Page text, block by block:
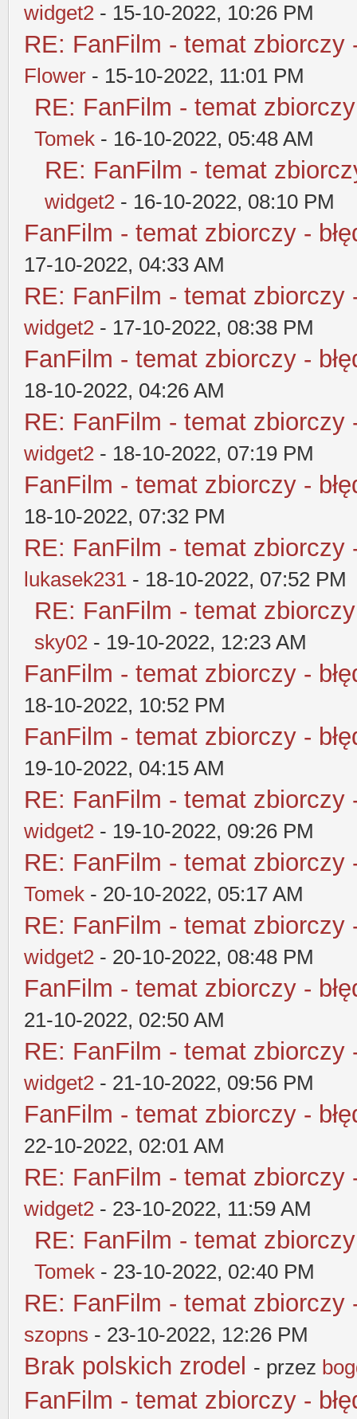
widget2 - 15-10-2022, 10:26 PM
RE: FanFilm - temat zbiorczy
Flower - 15-10-2022, 11:01 PM
RE: FanFilm - temat
Tomek - 16-10-2022, 05:48 AM
RE: FanFilm - temat
widget2 - 16-10-2022, 08:10 PM
FanFilm - temat zbiorczy -
17-10-2022, 04:33 AM
RE: FanFilm - temat zbiorczy
widget2 - 17-10-2022, 08:38 PM
FanFilm - temat zbiorczy -
18-10-2022, 04:26 AM
RE: FanFilm - temat zbiorczy
widget2 - 18-10-2022, 07:19 PM
FanFilm - temat zbiorczy -
18-10-2022, 07:32 PM
RE: FanFilm - temat zbiorczy
lukasek231 - 18-10-2022, 07:52 PM
RE: FanFilm - temat
sky02 - 19-10-2022, 12:23 AM
FanFilm - temat zbiorczy -
18-10-2022, 10:52 PM
FanFilm - temat zbiorczy -
19-10-2022, 04:15 AM
RE: FanFilm - temat zbiorczy
widget2 - 19-10-2022, 09:26 PM
RE: FanFilm - temat zbiorczy
Tomek - 20-10-2022, 05:17 AM
RE: FanFilm - temat zbiorczy
widget2 - 20-10-2022, 08:48 PM
FanFilm - temat zbiorczy -
21-10-2022, 02:50 AM
RE: FanFilm - temat zbiorczy
widget2 - 21-10-2022, 09:56 PM
FanFilm - temat zbiorczy -
22-10-2022, 02:01 AM
RE: FanFilm - temat zbiorczy
widget2 - 23-10-2022, 11:59 AM
RE: FanFilm - temat
Tomek - 23-10-2022, 02:40 PM
RE: FanFilm - temat zbiorczy
szopns - 23-10-2022, 12:26 PM
Brak polskich zrodel - przez
FanFilm - temat zbiorczy -